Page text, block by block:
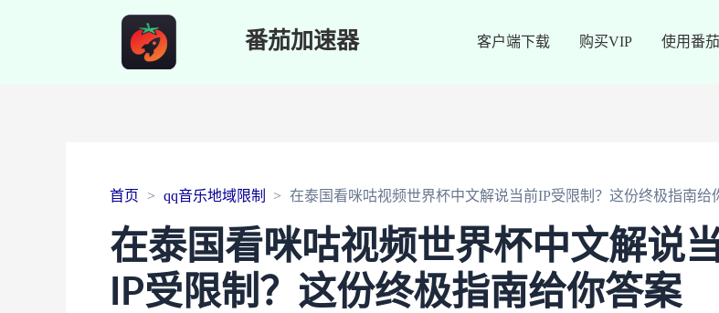
番茄加速器 客户端下载 购买VIP 使用番茄
首页 qq音乐地域限制 在泰国看咪咕视频世界杯中文解说当前IP受限制？这份终极指南给
在泰国看咪咕视频世界杯中文解说
IP受限制？这份终极指南给你答案